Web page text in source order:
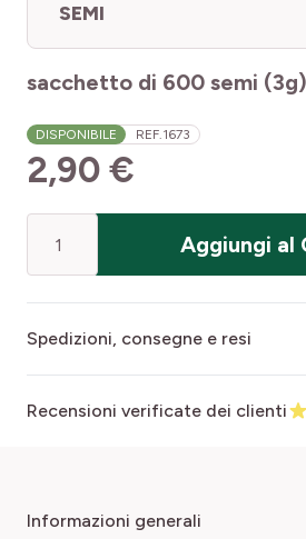
SEMI
sacchetto di 600 semi (3g)
DISPONIBILE REF.1673
2,90 €
Aggiungi al
Spedizioni, consegne e resi
Recensioni verificate dei clienti
informazioni generali